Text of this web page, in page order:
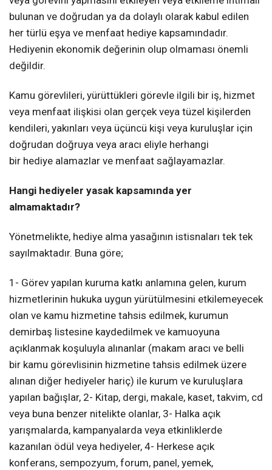
bulunan ve doğrudan ya da dolaylı olarak kabul edilen
her türlü eşya ve menfaat hediye kapsamındadır.
Hediyenin ekonomik değerinin olup olmaması önemli
değildir.
Kamu görevlileri, yürüttükleri görevle ilgili bir iş, hizmet
veya menfaat ilişkisi olan gerçek veya tüzel kişilerden
kendileri, yakınları veya üçüncü kişi veya kuruluşlar için
doğrudan doğruya veya aracı eliyle herhangi
bir hediye alamazlar ve menfaat sağlayamazlar.
Hangi hediyeler yasak kapsamında yer
almamaktadır?
Yönetmelikte, hediye alma yasağının istisnaları tek tek
sayılmaktadır. Buna göre;
1- Görev yapılan kuruma katkı anlamına gelen, kurum
hizmetlerinin hukuka uygun yürütülmesini etkilemeyecek
olan ve kamu hizmetine tahsis edilmek, kurumun
demirbaş listesine kaydedilmek ve kamuoyuna
açıklanmak koşuluyla alınanlar (makam aracı ve belli
bir kamu görevlisinin hizmetine tahsis edilmek üzere
alınan diğer hediyeler hariç) ile kurum ve kuruluşlara
yapılan bağışlar, 2- Kitap, dergi, makale, kaset, takvim, cd
veya buna benzer nitelikte olanlar, 3- Halka açık
yarışmalarda, kampanyalarda veya etkinliklerde
kazanılan ödül veya hediyeler, 4- Herkese açık
konferans, sempozyum, forum, panel, yemek,